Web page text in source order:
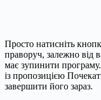
Просто натисніть
праворуч, залежно від
має зупинити
із пропозицією
завершити його зараз.